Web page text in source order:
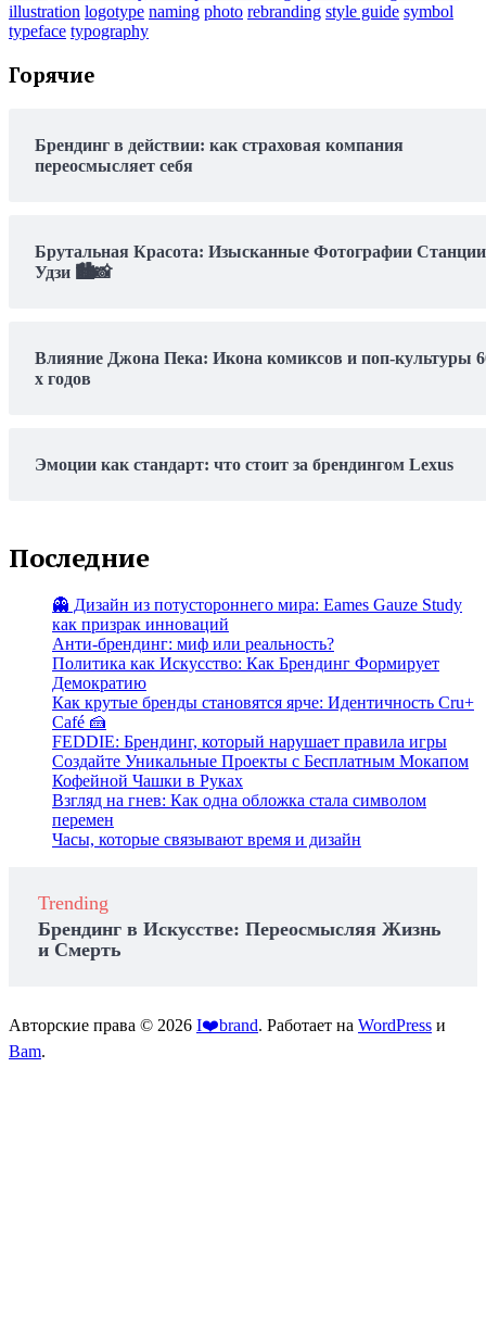
illustration logotype naming photo rebranding style guide symbol
typeface typography
Горячие
Брендинг в действии: как страховая компания
переосмысляет себя
Брутальная Красота: Изысканные Фотографии Станции
Удзи 🏙️📸
Влияние Джона Пека: Икона комиксов и поп-культуры
х годов
Эмоции как стандарт: что стоит за брендингом Lexus
Последние
👻 Дизайн из потустороннего мира: Eames Gauze Study
как призрак инноваций
Анти-брендинг: миф или реальность?
Политика как Искусство: Как Брендинг Формирует
Демократию
Как крутые бренды становятся ярче: Идентичность Cru+
Café 🍰
FEDDIE: Брендинг, который нарушает правила игры
Создайте Уникальные Проекты с Бесплатным Мокапом
Кофейной Чашки в Руках
Взгляд на гнев: Как одна обложка стала символом
перемен
Часы, которые связывают время и дизайн
Trending
Брендинг в Искусстве: Переосмысляя Жизнь
и Смерть
Авторские права © 2026 I❤️brand. Работает на WordPress и
Bam.